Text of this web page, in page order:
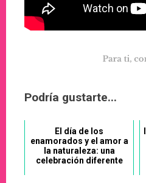
Podría gustarte...
El día de los
enamorados y el amor a
la naturaleza: una
celebración diferente